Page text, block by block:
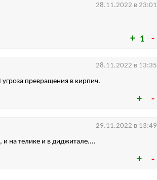
1
28.11.2022 в 23:01
превращения в кирпич.
28.11.2022 в 13:35
на телике и в диджитале....
29.11.2022 в 13:49